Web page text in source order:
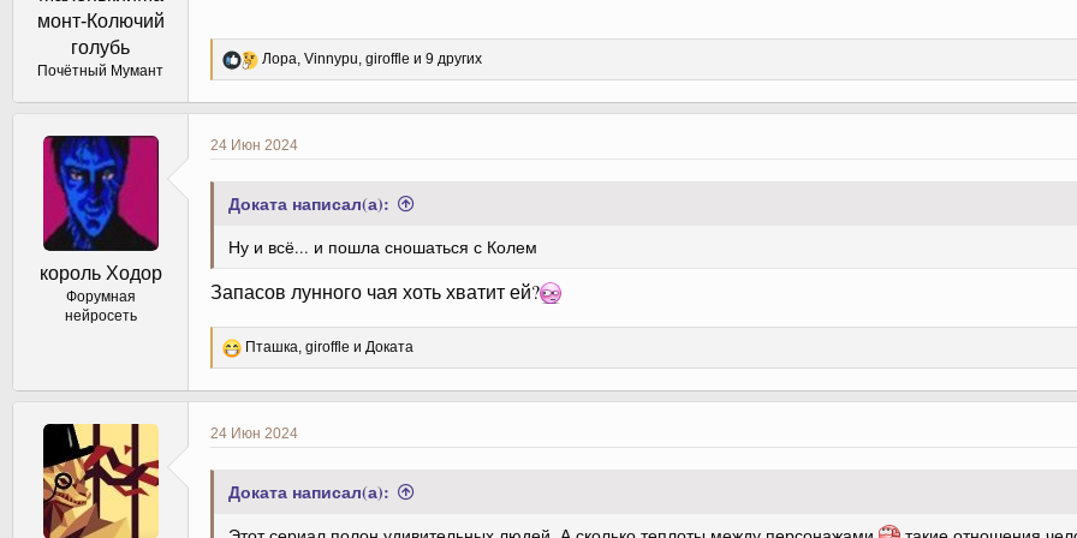
монт-Колючий
голубь
Почётный Мумант
Р
к
и
Лора Vinnypu giroffle и 9 других
король Ходор
Форумная
нейросеть
24 Июн 2024
Доката написал(а):
Ну и всё... и пошла сношаться с Колем
Запасов лунного чая хоть хватит ей?
Р
к
и
Пташка giroffle и Доката
24 Июн 2024
Доката написал(а):